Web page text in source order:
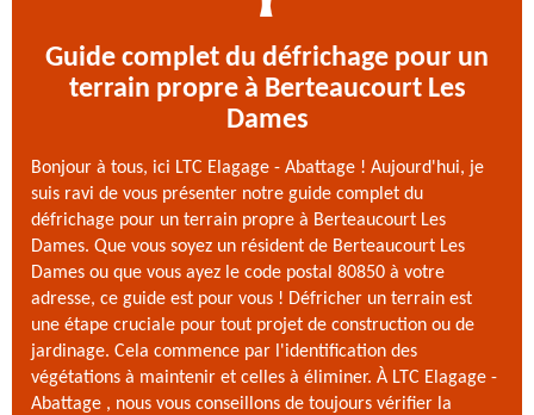
Guide complet du défrichage pour un
terrain propre à Berteaucourt Les
Dames
Bonjour à tous, ici LTC Elagage - Abattage ! Aujourd'hui, je
suis ravi de vous présenter notre guide complet du
défrichage pour un terrain propre à Berteaucourt Les
Dames. Que vous soyez un résident de Berteaucourt Les
Dames ou que vous ayez le code postal 80850 à votre
adresse, ce guide est pour vous ! Défricher un terrain est
une étape cruciale pour tout projet de construction ou de
jardinage. Cela commence par l'identification des
végétations à maintenir et celles à éliminer. À LTC Elagage -
Abattage , nous vous conseillons de toujours vérifier la